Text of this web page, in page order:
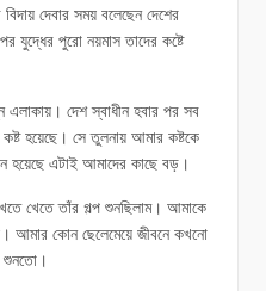
দেবার সময় বলেছেন দেশের
যুদ্ধের পুরো নয়মাস তাদের কষ্টে
এলাকায়। দেশ স্বাধীন হবার পর সব
হয়েছে। সে তুলনায় আমার কষ্টকে
হয়েছে এটাই আমাদের কাছে বড়।
খেতে তাঁর গল্প শুনছিলাম। আমাকে
আমার কোন ছেলেমেয়ে জীবনে কখনো
শুনতো।